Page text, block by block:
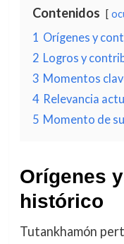
Contenidos
1 Orígenes y
2 Logros y
3 Momentos
4 Relevancia
5 Momento de
Orígenes
histórico
Tutankhamón